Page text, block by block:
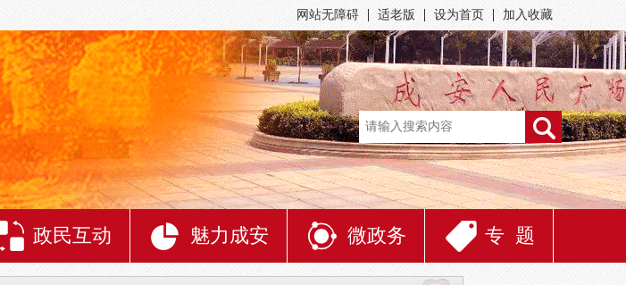
加入收藏
设为首页
适老版
网站无障碍
政民互动 魅力成安 微政务 专 题